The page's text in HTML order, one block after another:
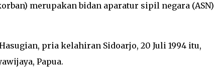
merupakan bidan aparatur sipil negara (ASN)
pria kelahiran Sidoarjo, 20 Juli 1994 itu,
Papua.